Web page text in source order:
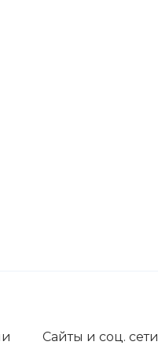
Сайты и соц. сети